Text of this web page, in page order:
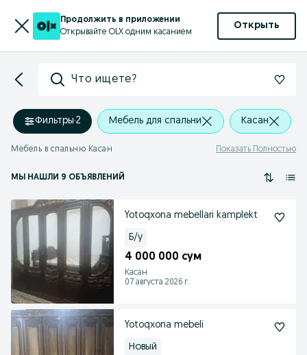
Продолжить в приложении
Открывайте OLX одним касанием
Открыть
Что ищете?
Фильтры·2 Мебель для спальни Касан
Мебель в спальню Касан Показать Полностью
МЫ НАШЛИ 9 ОБЪЯВЛЕНИЙ
Yotoqxona mebellari kamplekt
Б/у
4 000 000 сум
Касан
07 августа 2026 г.
Yotoqxona mebeli
Новый